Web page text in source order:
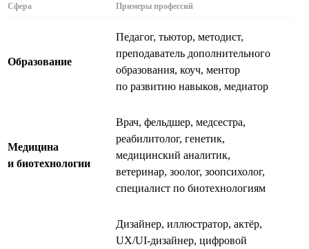
Сфера Примеры профессий
Образование
Педагог, тьютор, методист,
преподаватель дополнительного
образования, коуч, ментор
по развитию навыков, медиатор
Медицина
и биотехнологии
Врач, фельдшер, медсестра,
реабилитолог, генетик,
медицинский аналитик,
ветеринар, зоолог, зоопсихолог,
специалист по биотехнологиям
Дизайнер, иллюстратор, актёр,
UX/UI-дизайнер, цифровой